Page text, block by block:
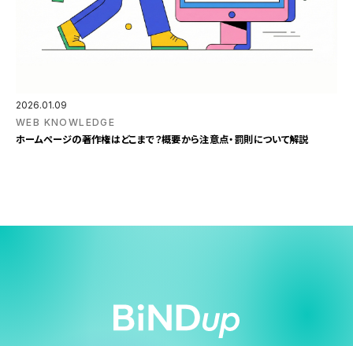
2026.01.09
WEB KNOWLEDGE
ホームページの著作権はどこまで？概要から注意点・罰則について解説